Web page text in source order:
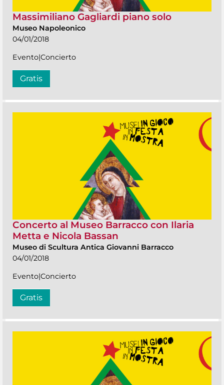
Massimiliano Gagliardi piano solo
Museo Napoleonico
04/01/2018
Evento|Concierto
Gratis
Concerto al Museo Barracco con Ilaria
Metta e Nicola Bassan
Museo di Scultura Antica Giovanni Barracco
04/01/2018
Evento|Concierto
Gratis